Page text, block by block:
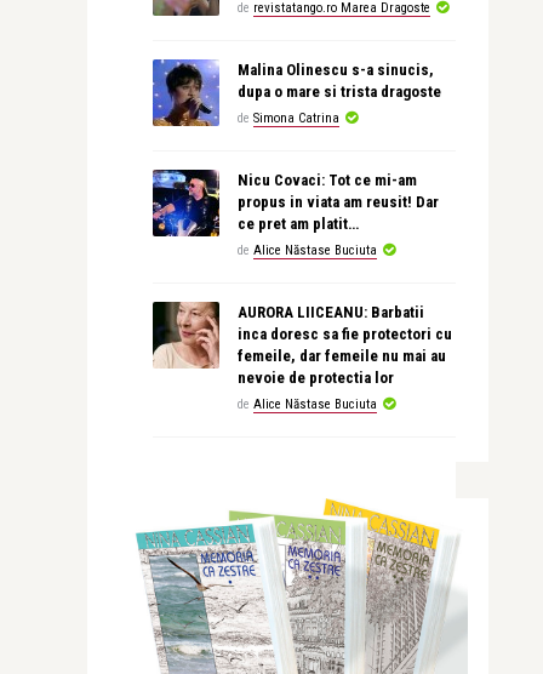
de revistatango.ro Marea Dragoste
Malina Olinescu s-a sinucis,
dupa o mare si trista dragoste
de Simona Catrina
Nicu Covaci: Tot ce mi-am
propus in viata am reusit! Dar
ce pret am platit…
de Alice Năstase Buciuta
AURORA LIICEANU: Barbatii
inca doresc sa fie protectori cu
femeile, dar femeile nu mai au
nevoie de protectia lor
de Alice Năstase Buciuta